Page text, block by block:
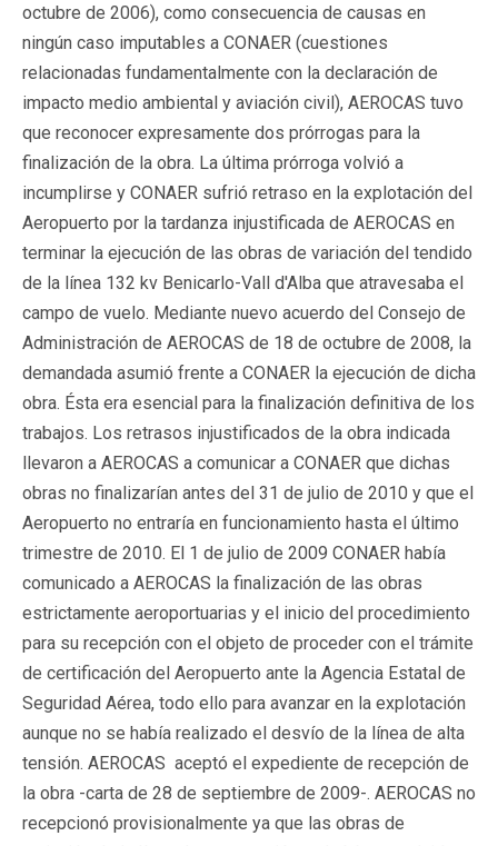
octubre de 2006), como consecuencia de causas en
ningún caso imputables a CONAER (cuestiones
relacionadas fundamentalmente con la declaración de
impacto medio ambiental y aviación civil), AEROCAS tuvo
que reconocer expresamente dos prórrogas para la
finalización de la obra. La última prórroga volvió a
incumplirse y CONAER sufrió retraso en la explotación del
Aeropuerto por la tardanza injustificada de AEROCAS en
terminar la ejecución de las obras de variación del tendido
de la línea 132 kv Benicarlo-Vall d'Alba que atravesaba el
campo de vuelo. Mediante nuevo acuerdo del Consejo de
Administración de AEROCAS de 18 de octubre de 2008, la
demandada asumió frente a CONAER la ejecución de dicha
obra. Ésta era esencial para la finalización definitiva de los
trabajos. Los retrasos injustificados de la obra indicada
llevaron a AEROCAS a comunicar a CONAER que dichas
obras no finalizarían antes del 31 de julio de 2010 y que el
Aeropuerto no entraría en funcionamiento hasta el último
trimestre de 2010. El 1 de julio de 2009 CONAER había
comunicado a AEROCAS la finalización de las obras
estrictamente aeroportuarias y el inicio del procedimiento
para su recepción con el objeto de proceder con el trámite
de certificación del Aeropuerto ante la Agencia Estatal de
Seguridad Aérea, todo ello para avanzar en la explotación
aunque no se había realizado el desvío de la línea de alta
tensión. AEROCAS aceptó el expediente de recepción de
la obra -carta de 28 de septiembre de 2009-. AEROCAS no
recepcionó provisionalmente ya que las obras de